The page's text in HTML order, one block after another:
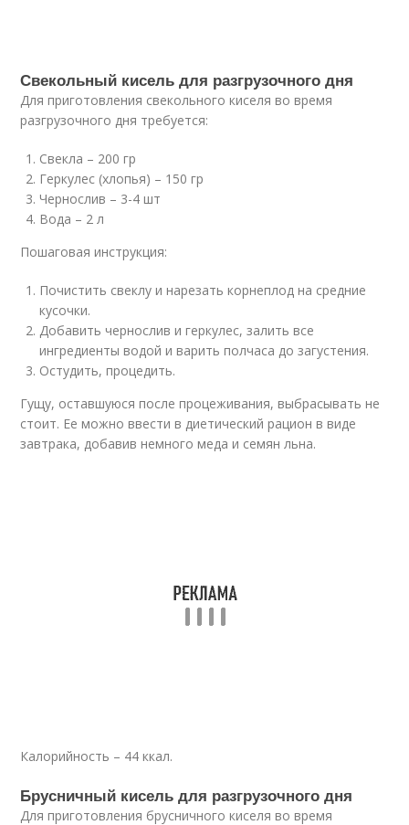
Свекольный кисель для разгрузочного дня
Для приготовления свекольного киселя во время
разгрузочного дня требуется:
Свекла – 200 гр
Геркулес (хлопья) – 150 гр
Чернослив – 3-4 шт
Вода – 2 л
Пошаговая инструкция:
Почистить свеклу и нарезать корнеплод на средние
кусочки.
Добавить чернослив и геркулес, залить все
ингредиенты водой и варить полчаса до загустения.
Остудить, процедить.
Гущу, оставшуюся после процеживания, выбрасывать не
стоит. Ее можно ввести в диетический рацион в виде
завтрака, добавив немного меда и семян льна.
Калорийность – 44 ккал.
Брусничный кисель для разгрузочного дня
Для приготовления брусничного киселя во время